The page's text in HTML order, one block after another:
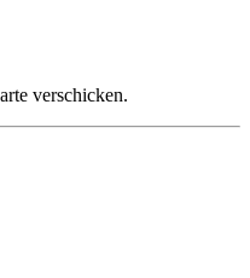
verschicken.